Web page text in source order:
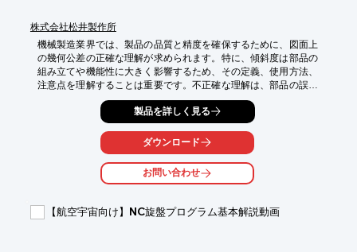
株式会社松井製作所
機械製造業界では、製品の品質と精度を確保するために、図面上
の幾何公差の正確な理解が求められます。特に、傾斜度は部品の
組み立てや機能性に大きく影響するため、その定義、使用方法、
注意点を理解することは重要です。不正確な理解は、部品の誤っ
た製造や組み立て不良につながる可能性があります。この動画で
は、幾何公差の一種である「傾斜度」の基本を解説しています。
【活用シーン】
・機械部品の設計・製造
・品質管理における図面解読
・製造現場での技術教育
・図面理解力の向上
製品を詳しく見る
ダウンロード
お問い合わせ
【航空宇宙向け】NC旋盤プログラム基本解説動画